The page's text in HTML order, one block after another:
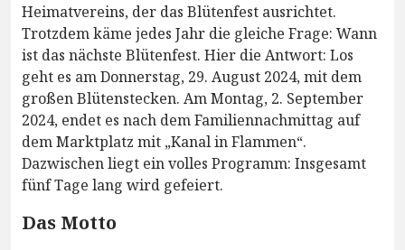
Heimatvereins, der das Blütenfest ausrichtet.
Trotzdem käme jedes Jahr die gleiche Frage: Wann
ist das nächste Blütenfest. Hier die Antwort: Los
geht es am Donnerstag, 29. August 2024, mit dem
großen Blütenstecken. Am Montag, 2. September
2024, endet es nach dem Familiennachmittag auf
dem Marktplatz mit „Kanal in Flammen“.
Dazwischen liegt ein volles Programm: Insgesamt
fünf Tage lang wird gefeiert.
Das Motto